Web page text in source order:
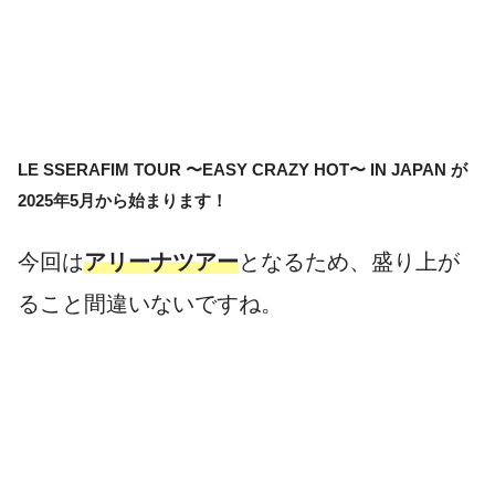
LE SSERAFIM TOUR 〜EASY CRAZY HOT〜 IN JAPAN が
2025年5月から始まります！
今回はアリーナツアーとなるため、盛り上が
ること間違いないですね。